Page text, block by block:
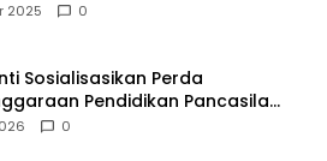
2025 0
Sosialisasikan Perda
Pendidikan Pancasila
Kebangsaan
0